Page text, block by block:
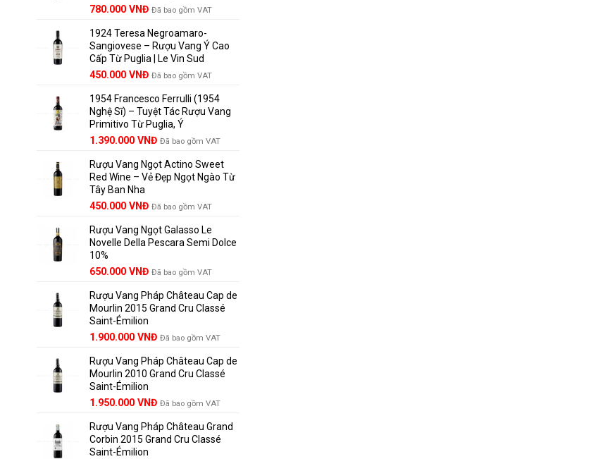
Giá
là:
858.000 VNĐ.
780.000 VNĐGiá
tại
là:
780.000 VNĐ.
Đã bao gồm VAT
1924 Teresa Negroamaro-
Sangiovese – Rượu Vang Ý Cao
Cấp Từ Puglia | Le Vin Sud
Giá
là:
495.000 VNĐ.
450.000 VNĐGiá
tại
là:
450.000 VNĐ.
Đã bao gồm VAT
1954 Francesco Ferrulli (1954
Nghệ Sĩ) – Tuyệt Tác Rượu Vang
Primitivo Từ Puglia, Ý
Giá
là:
1.529.000 VNĐ.
1.390.000 VNĐGiá
tại
là:
Đã bao gồm VAT
Rượu Vang Ngọt Actino Sweet
Red Wine – Vẻ Đẹp Ngọt Ngào Từ
Tây Ban Nha
450.000 VNĐ Đã bao gồm VAT
Rượu Vang Ngọt Galasso Le
Novelle Della Pescara Semi Dolce
10%
650.000 VNĐ Đã bao gồm VAT
Rượu Vang Pháp Château Cap de
Mourlin 2015 Grand Cru Classé
Saint-Émilion
Giá
là:
2.800.000 VNĐ.
1.900.000 VNĐGiá
tại
là:
Đã bao gồm VAT
Rượu Vang Pháp Château Cap de
Mourlin 2010 Grand Cru Classé
Saint-Émilion
Giá
là:
2.950.000 VNĐ.
1.950.000 VNĐGiá
tại
là:
Đã bao gồm VAT
Rượu Vang Pháp Château Grand
Corbin 2015 Grand Cru Classé
Saint-Émilion